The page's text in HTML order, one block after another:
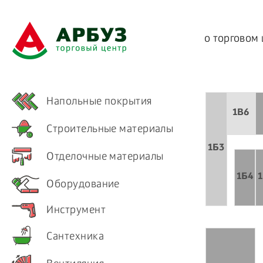
о торговом
Напольные покрытия
Строительные материалы
Отделочные материалы
Оборудование
Инструмент
Сантехника
1Б4
1Б3
1B6